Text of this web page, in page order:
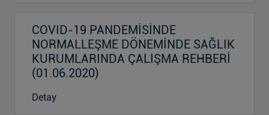
COVID-19 PANDEMİSİNDE
NORMALLEŞME DÖNEMİNDE SAĞLIK
KURUMLARINDA ÇALIŞMA REHBERİ
(01.06.2020)
Detay